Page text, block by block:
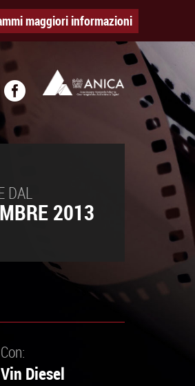
maggiori informazioni
DAL
2013
Con:
Vin Diesel